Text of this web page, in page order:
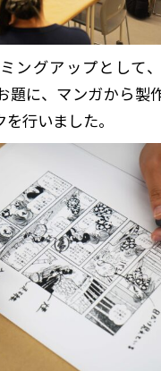
ングアップとして
題に、マンガから製
行いました。